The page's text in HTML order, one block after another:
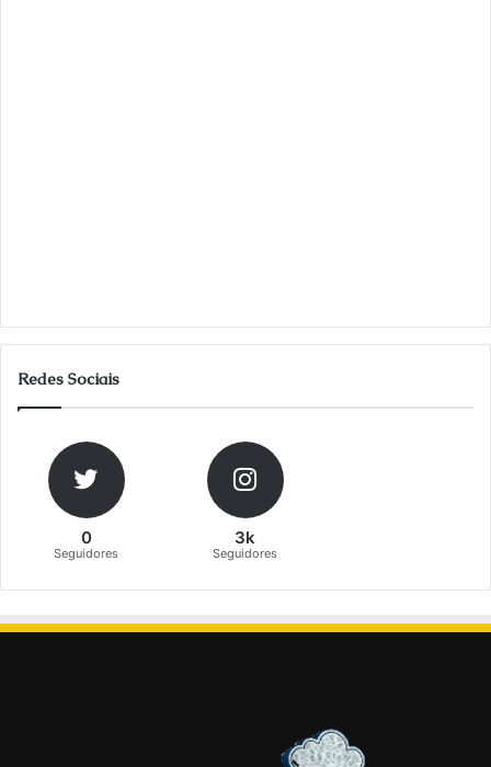
Redes Sociais
0
Seguidores
3k
Seguidores